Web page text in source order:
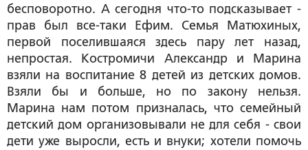
бесповоротно. А сегодня что-то подсказывает -
прав был все-таки Ефим. Семья Матюхиных,
первой поселившаяся здесь пару лет назад,
непростая. Костромичи Александр и Марина
взяли на воспитание 8 детей из детских домов.
Взяли бы и больше, но по закону нельзя.
Марина нам потом призналась, что семейный
детский дом организовывали не для себя - свои
дети уже выросли, есть и внуки; хотели помочь